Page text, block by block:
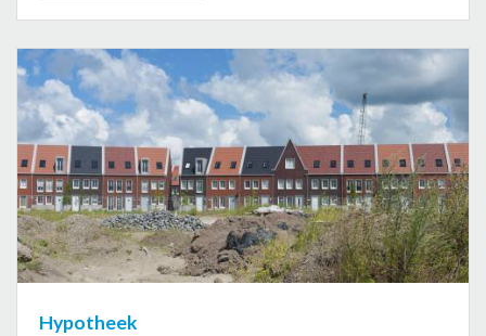
Hypotheek